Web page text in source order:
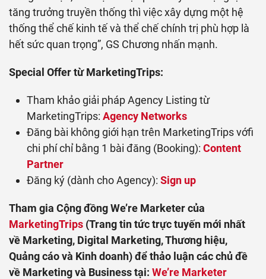
tăng trưởng truyền thống thì việc xây dựng một hệ
thống thể chế kinh tế và thể chế chính trị phù hợp là
hết sức quan trọng”, GS Chương nhấn mạnh.
Special Offer từ MarketingTrips:
Tham khảo giải pháp Agency Listing từ
MarketingTrips: Agency Networks
Đăng bài không giới hạn trên MarketingTrips vớfi
chi phí chỉ bằng 1 bài đăng (Booking): Content
Partner
Đăng ký (dành cho Agency): Sign up
Tham gia Cộng đồng We’re Marketer của
MarketingTrips (Trang tin tức trực tuyến mới nhất
về Marketing, Digital Marketing, Thương hiệu,
Quảng cáo và Kinh doanh) để thảo luận các chủ đề
về Marketing và Business tại: We’re Marketer